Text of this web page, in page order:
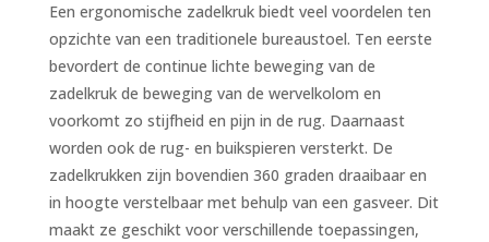
Een ergonomische zadelkruk biedt veel voordelen ten
opzichte van een traditionele bureaustoel. Ten eerste
bevordert de continue lichte beweging van de
zadelkruk de beweging van de wervelkolom en
voorkomt zo stijfheid en pijn in de rug. Daarnaast
worden ook de rug- en buikspieren versterkt. De
zadelkrukken zijn bovendien 360 graden draaibaar en
in hoogte verstelbaar met behulp van een gasveer. Dit
maakt ze geschikt voor verschillende toepassingen,